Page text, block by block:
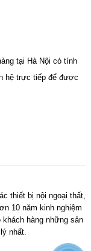
tại Hà Nội có tính
hệ trực tiếp để được
thiết bị nội ngoại thất,
10 năm kinh nghiệm
hàng những sản
nhất.